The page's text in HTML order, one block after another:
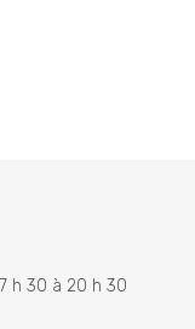
h 30 à 20 h 30